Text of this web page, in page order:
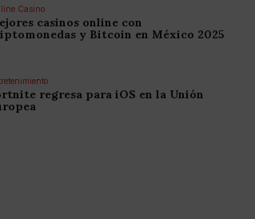
Casino
casinos online con
y Bitcoin en México 2025
regresa para iOS en la Unión